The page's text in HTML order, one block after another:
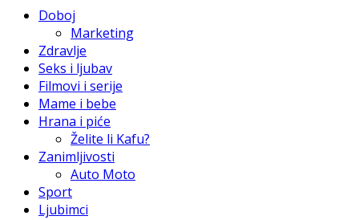
Doboj
Marketing
Zdravlje
Seks i ljubav
Filmovi i serije
Mame i bebe
Hrana i piće
Želite li Kafu?
Zanimljivosti
Auto Moto
Sport
Ljubimci